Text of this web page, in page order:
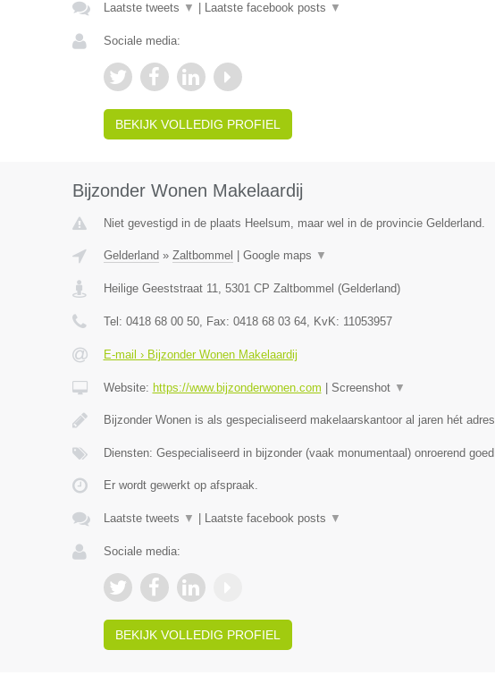
Laatste tweets ▼ Laatste facebook posts ▼
Sociale media:
BEKIJK VOLLEDIG PROFIEL
Bijzonder Wonen Makelaardij
Niet gevestigd in de plaats Heelsum, maar wel in de provincie Gelderland.
Gelderland » Zaltbommel Google maps ▼
Heilige Geeststraat 11, 5301 CP Zaltbommel (Gelderland)
Tel: 0418 68 00 50, Fax: 0418 68 03 64, KvK: 11053957
E-mail › Bijzonder Wonen Makelaardij
Website: https://www.bijzonderwonen.com Screenshot ▼
Bijzonder Wonen is als gespecialiseerd makelaarskantoor al jaren hét adres
Diensten: Gespecialiseerd in bijzonder (vaak monumentaal) onroerend goed
Er wordt gewerkt op afspraak.
Laatste tweets ▼ Laatste facebook posts ▼
Sociale media:
BEKIJK VOLLEDIG PROFIEL